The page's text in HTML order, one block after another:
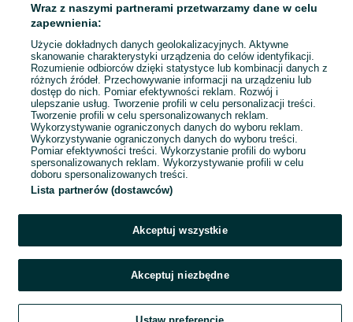
129 zł
Pabianice
27 lipca 2026
Wraz z naszymi partnerami przetwarzamy dane w celu
zapewnienia:
Użycie dokładnych danych geolokalizacyjnych. Aktywne
skanowanie charakterystyki urządzenia do celów identyfikacji.
Rozumienie odbiorców dzięki statystyce lub kombinacji danych z
różnych źródeł. Przechowywanie informacji na urządzeniu lub
dostęp do nich. Pomiar efektywności reklam. Rozwój i
ulepszanie usług. Tworzenie profili w celu personalizacji treści.
Tworzenie profili w celu spersonalizowanych reklam.
Wykorzystywanie ograniczonych danych do wyboru reklam.
Wykorzystywanie ograniczonych danych do wyboru treści.
Pomiar efektywności treści. Wykorzystanie profili do wyboru
spersonalizowanych reklam. Wykorzystywanie profili w celu
doboru spersonalizowanych treści.
Lista partnerów (dostawców)
Akceptuj wszystkie
Akceptuj niezbędne